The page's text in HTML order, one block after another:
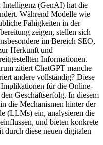
Intelligenz (GenAI) hat die
Während Modelle wie
Fähigkeiten in der
zeigen, stellen sich
im Bereich SEO,
Herkunft und
Informationen.
zitiert ChatGPT manche
andere vollständig? Diese
für die Online-
Geschäftserfolg. In diesem
die Mechanismen hinter der
(LLMs) ein, analysieren die
und bieten konkrete
durch diese neuen digitalen